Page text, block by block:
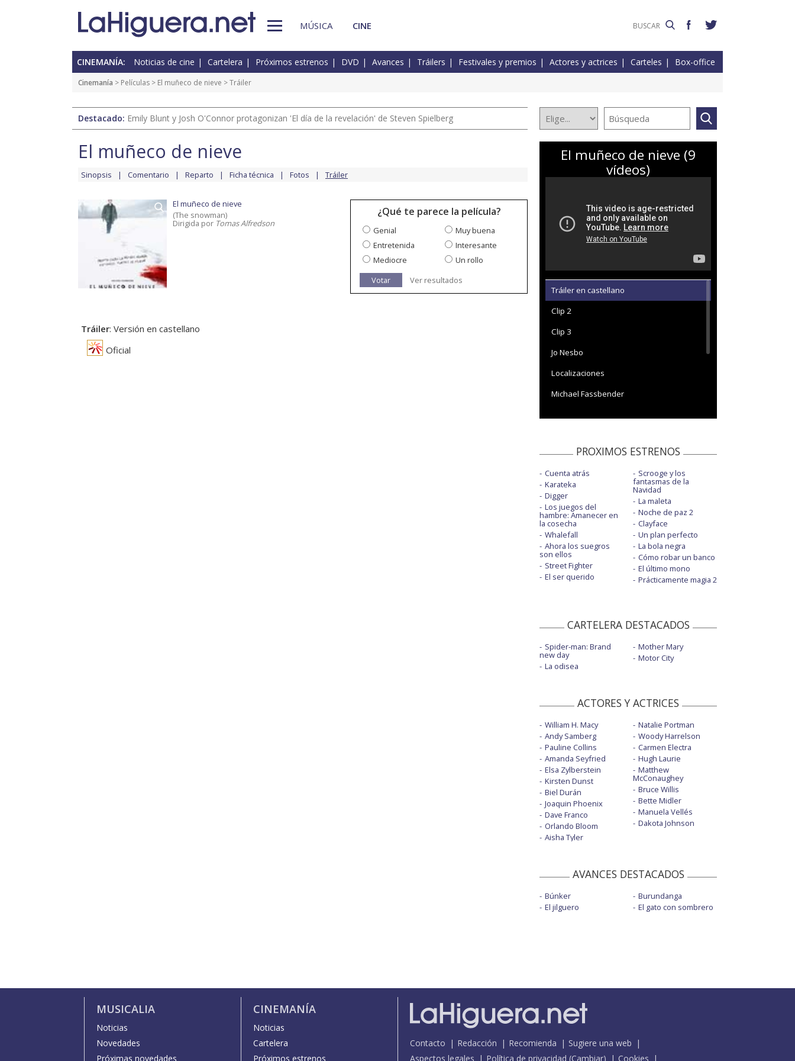
MÚSICA CINE
CINEMANÍA: Noticias de cine Cartelera Próximos estrenos DVD Avances Tráilers Festivales y premios Actores y actrices Carteles Box-office
Cinemanía > Películas > El muñeco de nieve > Tráiler
Destacado: Emily Blunt y Josh O'Connor protagonizan 'El día de la revelación' de Steven Spielberg
El muñeco de nieve
Sinopsis Comentario Reparto Ficha técnica Fotos Tráiler
El muñeco de nieve
(The snowman)
Dirigida por Tomas Alfredson
¿Qué te parece la película?
Genial
Muy buena
Entretenida
Interesante
Mediocre
Un rollo
Votar
Ver resultados
Tráiler: Versión en castellano
Oficial
El muñeco de nieve (9
vídeos)
Tráiler en castellano
Clip 2
Clip 3
Jo Nesbo
Localizaciones
Michael Fassbender
Tomas Alfredson
PROXIMOS ESTRENOS
Cuenta atrás
Karateka
Digger
Los juegos del
hambre: Amanecer en
la cosecha
Whalefall
Ahora los suegros
son ellos
Street Fighter
El ser querido
Scrooge y los
fantasmas de la
Navidad
La maleta
Noche de paz 2
Clayface
Un plan perfecto
La bola negra
Cómo robar un banco
El último mono
Prácticamente magia 2
CARTELERA DESTACADOS
Spider-man: Brand
new day
La odisea
Mother Mary
Motor City
ACTORES Y ACTRICES
William H. Macy
Andy Samberg
Pauline Collins
Amanda Seyfried
Elsa Zylberstein
Kirsten Dunst
Biel Durán
Joaquin Phoenix
Dave Franco
Orlando Bloom
Aisha Tyler
Natalie Portman
Woody Harrelson
Carmen Electra
Hugh Laurie
Matthew
McConaughey
Bruce Willis
Bette Midler
Manuela Vellés
Dakota Johnson
AVANCES DESTACADOS
Búnker
El jilguero
Burundanga
El gato con sombrero
MUSICALIA
Noticias
Novedades
Próximas novedades
CINEMANÍA
Noticias
Cartelera
Próximos estrenos
Contacto Redacción Recomienda
Sugiere una web
Aspectos legales
Política de privacidad (Cambiar) Cookies